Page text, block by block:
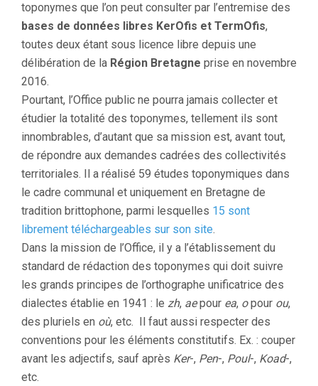
toponymes que l’on peut consulter par l’entremise des
bases de données libres KerOfis et TermOfis,
toutes deux étant sous licence libre depuis une
délibération de la Région Bretagne prise en novembre
2016.
Pourtant, l’Office public ne pourra jamais collecter et
étudier la totalité des toponymes, tellement ils sont
innombrables, d’autant que sa mission est, avant tout,
de répondre aux demandes cadrées des collectivités
territoriales. Il a réalisé 59 études toponymiques dans
le cadre communal et uniquement en Bretagne de
tradition brittophone, parmi lesquelles 15 sont
librement téléchargeables sur son site.
Dans la mission de l’Office, il y a l’établissement du
standard de rédaction des toponymes qui doit suivre
les grands principes de l’orthographe unificatrice des
dialectes établie en 1941 : le zh, aepour ea, opour ou,
des pluriels en où, etc. Il faut aussi respecter des
conventions pour les éléments constitutifs. Ex. : couper
avant les adjectifs, sauf après Ker-, Pen-, Poul-, Koad-,
etc.